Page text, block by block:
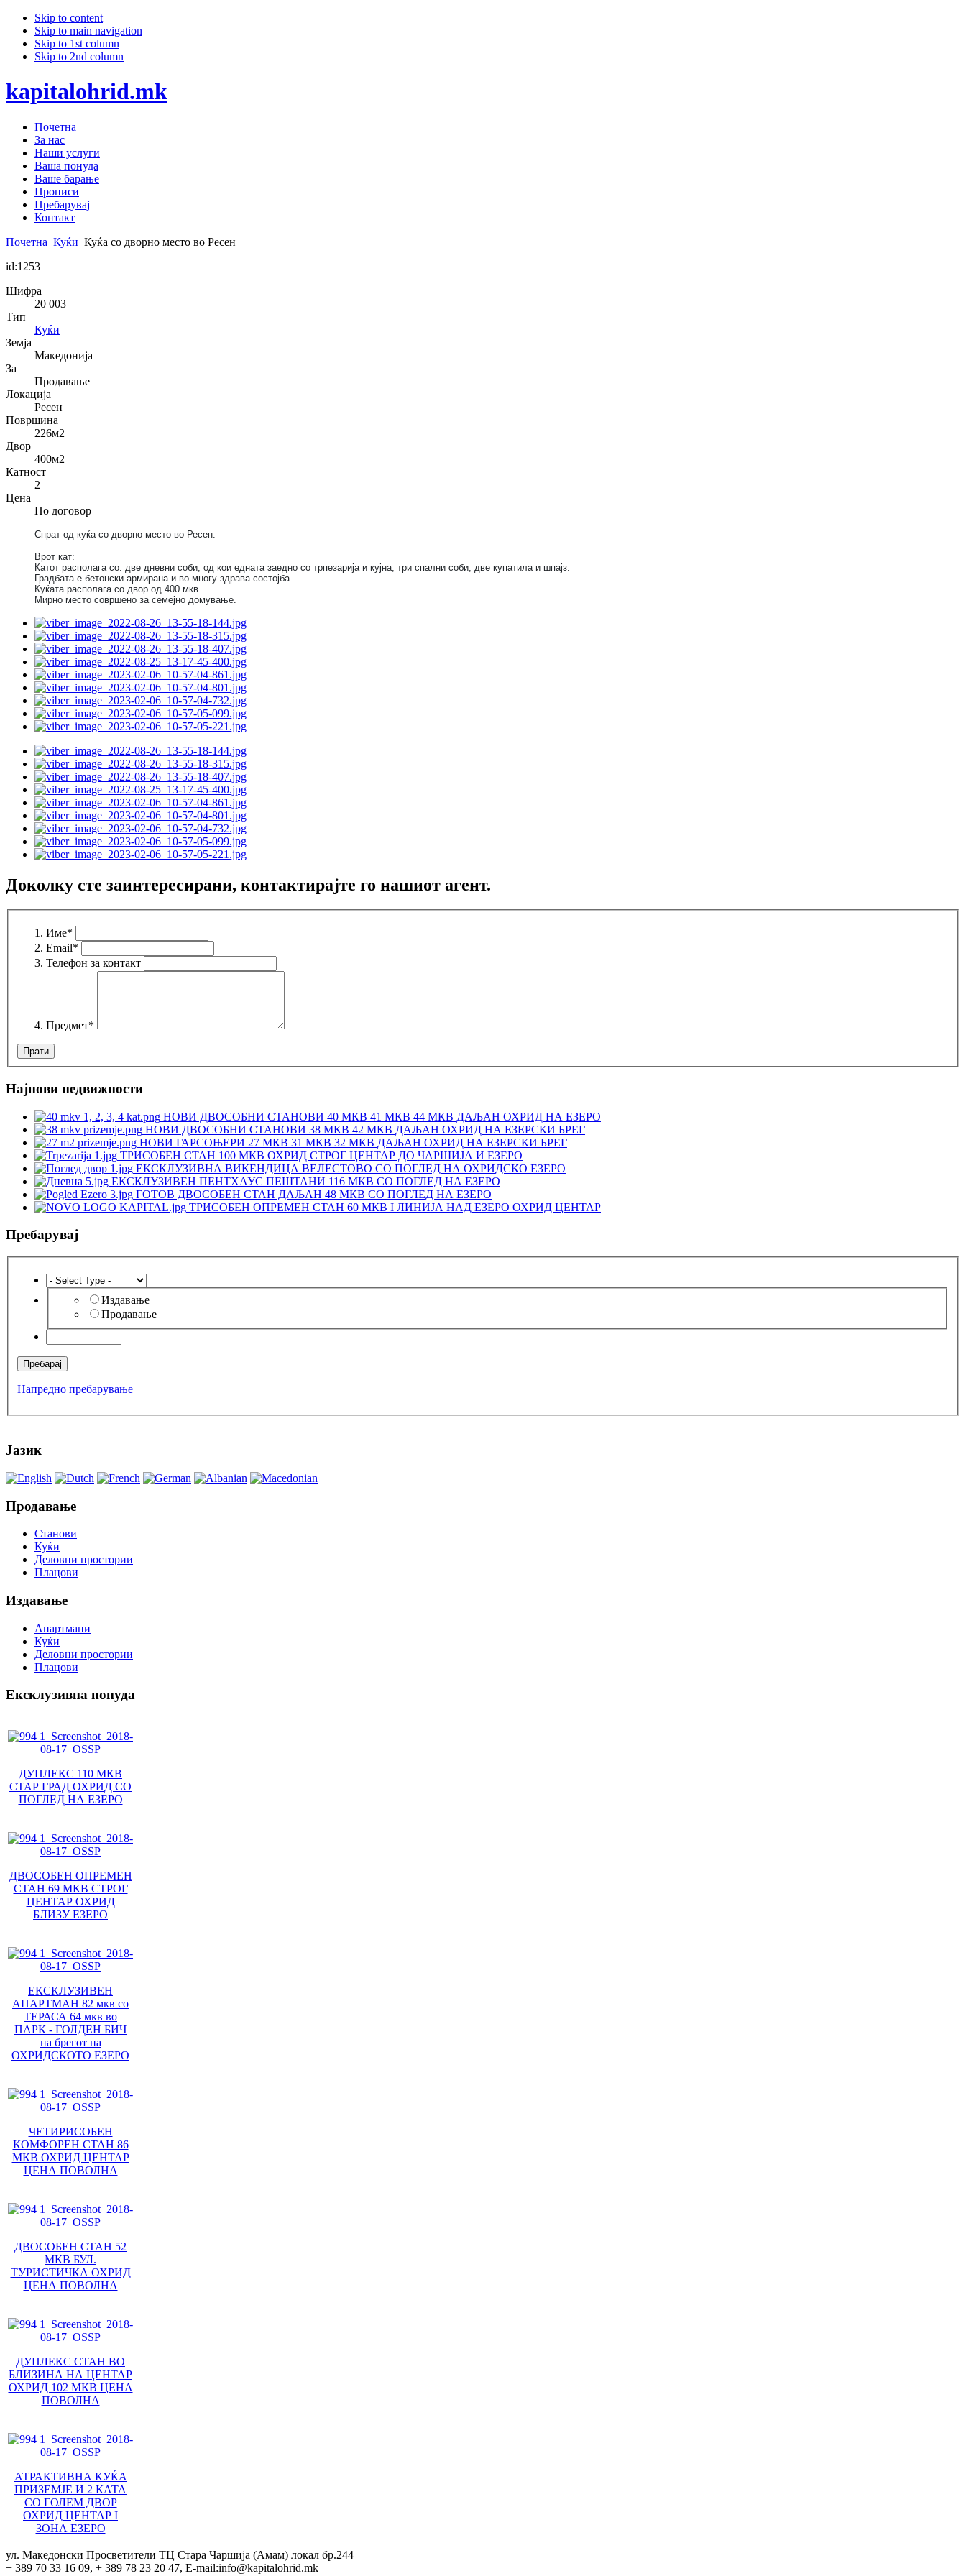
Skip to content
Skip to main navigation
Skip to 1st column
Skip to 2nd column
kapitalohrid.mk
Почетна
За нас
Наши услуги
Ваша понуда
Ваше барање
Прописи
Пребарувај
Контакт
Почетна Куќи Куќа со дворно место во Ресен
id:1253
Шифра
20 003
Тип
Куќи
Земја
Македонија
За
Продавање
Локација
Ресен
Површина
226м2
Двор
400м2
Катност
2
Цена
По договор
Спрат од куќа со дворно место во Ресен.
Врот кат:
Катот располага со: две дневни соби, од кои едната заедно со трпезарија и кујна, три спални соби, две купатила и шпајз.
Градбата е бетонски армирана и во многу здрава состојба.
Куќата располага со двор од 400 мкв.
Мирно место совршено за семејно домување.
Доколку сте заинтересирани, контактирајте го нашиот агент.
Име*
Email*
Телефон за контакт
Предмет*
Најнови недвижности
НОВИ ДВОСОБНИ СТАНОВИ 40 МКВ 41 МКВ 44 МКВ ДАЉАН ОХРИД НА ЕЗЕРО
НОВИ ДВОСОБНИ СТАНОВИ 38 МКВ 42 МКВ ДАЉАН ОХРИД НА ЕЗЕРСКИ БРЕГ
НОВИ ГАРСОЊЕРИ 27 МКВ 31 МКВ 32 МКВ ДАЉАН ОХРИД НА ЕЗЕРСКИ БРЕГ
ТРИСОБЕН СТАН 100 МКВ ОХРИД СТРОГ ЦЕНТАР ДО ЧАРШИЈА И ЕЗЕРО
ЕКСКЛУЗИВНА ВИКЕНДИЦА ВЕЛЕСТОВО СО ПОГЛЕД НА ОХРИДСКО ЕЗЕРО
ЕКСКЛУЗИВЕН ПЕНТХАУС ПЕШТАНИ 116 МКВ СО ПОГЛЕД НА ЕЗЕРО
ГОТОВ ДВОСОБЕН СТАН ДАЉАН 48 МКВ СО ПОГЛЕД НА ЕЗЕРО
ТРИСОБЕН ОПРЕМЕН СТАН 60 МКВ I ЛИНИЈА НАД ЕЗЕРО ОХРИД ЦЕНТАР
Пребарувај
Издавање
Продавање
Напредно пребарување
Јазик
Продавање
Станови
Куќи
Деловни простории
Плацови
Издавање
Апартмани
Куќи
Деловни простории
Плацови
Ексклузивна понуда
ДУПЛЕКС 110 МКВ
СТАР ГРАД ОХРИД СО
ПОГЛЕД НА ЕЗЕРО
ДВОСОБЕН ОПРЕМЕН
СТАН 69 МКВ СТРОГ
ЦЕНТАР ОХРИД
БЛИЗУ ЕЗЕРО
ЕКСКЛУЗИВЕН
АПАРТМАН 82 мкв со
ТЕРАСА 64 мкв во
ПАРК - ГОЛДЕН БИЧ
на брегот на
ОХРИДСКОТО ЕЗЕРО
ЧЕТИРИСОБЕН
КОМФОРЕН СТАН 86
МКВ ОХРИД ЦЕНТАР
ЦЕНА ПОВОЛНА
ДВОСОБЕН СТАН 52
МКВ БУЛ.
ТУРИСТИЧКА ОХРИД
ЦЕНА ПОВОЛНА
ДУПЛЕКС СТАН ВО
БЛИЗИНА НА ЦЕНТАР
ОХРИД 102 МКВ ЦЕНА
ПОВОЛНА
АТРАКТИВНА КУЌА
ПРИЗЕМЈЕ И 2 КАТА
СО ГОЛЕМ ДВОР
ОХРИД ЦЕНТАР I
ЗОНА ЕЗЕРО
ул. Македонски Просветители ТЦ Стара Чаршија (Амам) локал бр.244
+ 389 70 33 16 09, + 389 78 23 20 47, E-mail:info@kapitalohrid.mk